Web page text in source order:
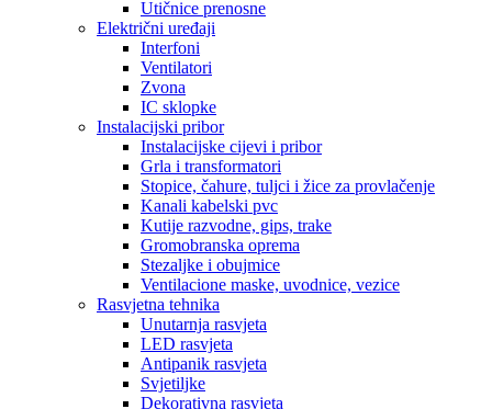
Utičnice prenosne
Električni uređaji
Interfoni
Ventilatori
Zvona
IC sklopke
Instalacijski pribor
Instalacijske cijevi i pribor
Grla i transformatori
Stopice, čahure, tuljci i žice za provlačenje
Kanali kabelski pvc
Kutije razvodne, gips, trake
Gromobranska oprema
Stezaljke i obujmice
Ventilacione maske, uvodnice, vezice
Rasvjetna tehnika
Unutarnja rasvjeta
LED rasvjeta
Antipanik rasvjeta
Svjetiljke
Dekorativna rasvjeta